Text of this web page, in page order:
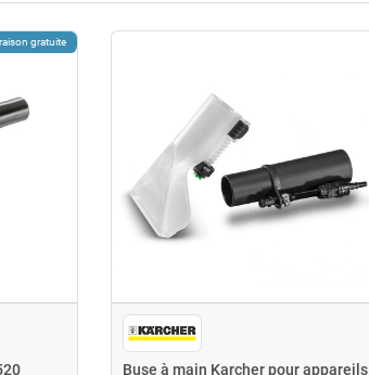
gratuite
Buse à main Karcher pour appareils